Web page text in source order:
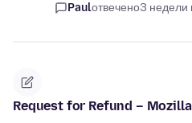
Paulотвечено3 недели
Request for Refund –